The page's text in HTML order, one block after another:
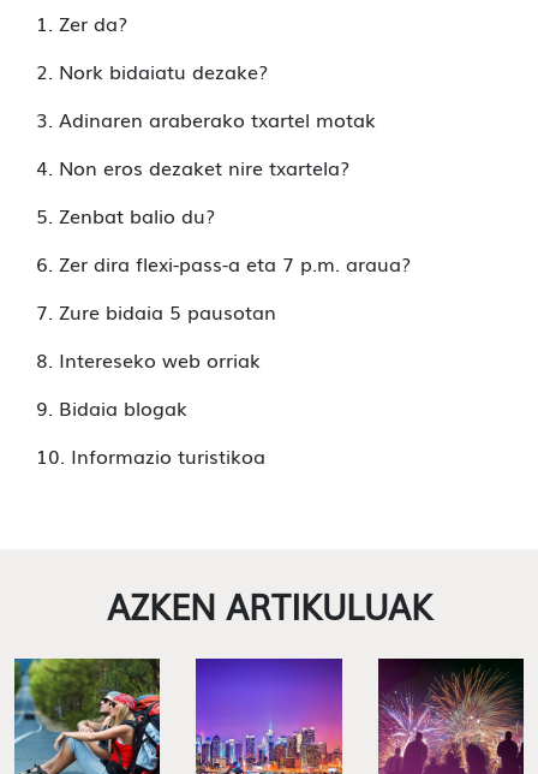
1. Zer da?
2. Nork bidaiatu dezake?
3. Adinaren araberako txartel motak
4. Non eros dezaket nire txartela?
5. Zenbat balio du?
6. Zer dira flexi-pass-a eta 7 p.m. araua?
7. Zure bidaia 5 pausotan
8. Intereseko web orriak
9. Bidaia blogak
10. Informazio turistikoa
AZKEN ARTIKULUAK